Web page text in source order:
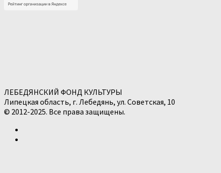
ЛЕБЕДЯНСКИЙ ФОНД КУЛЬТУРЫ
Липецкая область, г. Лебедянь, ул. Советская, 10
© 2012-2025. Все права защищены.